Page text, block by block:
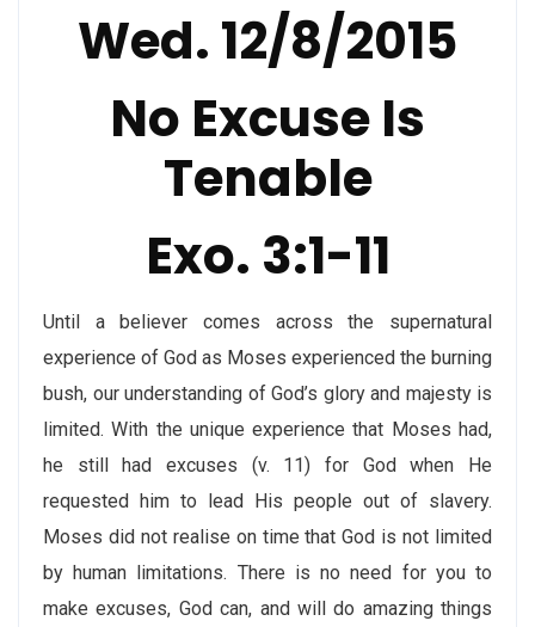
Wed. 12/8/2015
No Excuse Is
Tenable
Exo. 3:1-11
Until a believer comes across the supernatural
experience of God as Moses experienced the burning
bush, our understanding of God’s glory and majesty is
limited. With the unique experience that Moses had,
he still had excuses (v. 11) for God when He
requested him to lead His people out of slavery.
Moses did not realise on time that God is not limited
by human limitations. There is no need for you to
make excuses, God can, and will do amazing things